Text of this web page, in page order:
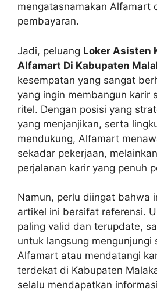
mengatasnamakan Alfamart
pembayaran.
Jadi, peluang Loker Asisten
Alfamart Di Kabupaten
kesempatan yang sangat
yang ingin membangun karir
ritel. Dengan posisi yang
yang menjanjikan, serta
mendukung, Alfamart
sekadar pekerjaan,
perjalanan karir yang penuh
Namun, perlu diingat bahwa
artikel ini bersifat referensi.
paling valid dan terupdate,
untuk langsung mengunjungi
Alfamart atau mendatangi
terdekat di Kabupaten
selalu mendapatkan